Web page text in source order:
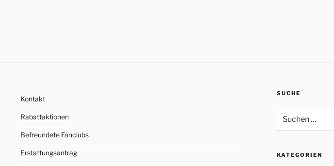
Kontakt
Rabattaktionen
Befreundete Fanclubs
Erstattungsantrag
SUCHE
nach:
KATEGORIEN